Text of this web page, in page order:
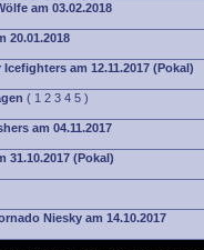
am 03.02.2018
20.01.2018
am 12.11.2017 (Pokal)
( 1 2 3 4 5 )
am 04.11.2017
31.10.2017 (Pokal)
Niesky am 14.10.2017